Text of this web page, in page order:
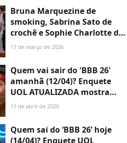
Boneco e Jordana; descubra!
Bruna Marquezine de
smoking, Sabrina Sato de
crochê e Sophie Charlotte de
decote profundo! +50 looks de
cinema no Rio de Janeiro
17 de março de 2026
Quem vai sair do 'BBB 26'
amanhã (12/04)? Enquete
UOL ATUALIZADA mostra
disputa acirradíssima entre
11 de abril de 2026
Quem sai do ‘BBB 26’ hoje
(14/04)? Enquete UOL